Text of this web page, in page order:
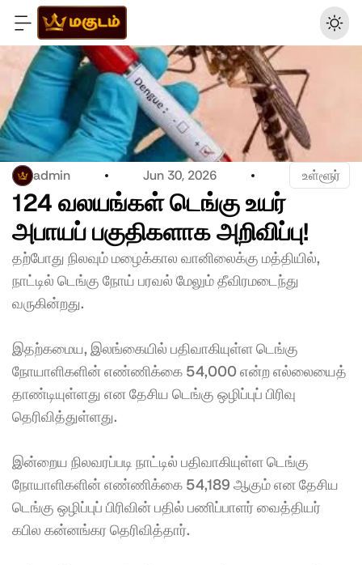
admin Jun 30, 2026 உள்ளூர்
124 வலயங்கள் டெங்கு உயர்
அபாயப் பகுதிகளாக அறிவிப்பு!
தற்போது நிலவும் மழைக்கால வானிலைக்கு மத்தியில்,
நாட்டில் டெங்கு நோய் பரவல் மேலும் தீவிரமடைந்து
வருகின்றது.
இதற்கமைய, இலங்கையில் பதிவாகியுள்ள டெங்கு
நோயாளிகளின் எண்ணிக்கை 54,000 என்ற எல்லையைத்
தாண்டியுள்ளது என தேசிய டெங்கு ஒழிப்புப் பிரிவு
தெரிவித்துள்ளது.
இன்றைய நிலவரப்படி நாட்டில் பதிவாகியுள்ள டெங்கு
நோயாளிகளின் எண்ணிக்கை 54,189 ஆகும் என தேசிய
டெங்கு ஒழிப்புப் பிரிவின் பதில் பணிப்பாளர் வைத்தியர்
கபில கன்னங்கர தெரிவித்தார்.